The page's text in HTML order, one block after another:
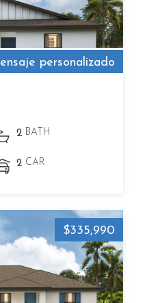
personalizado
2 BATH
2 CAR
$335,990